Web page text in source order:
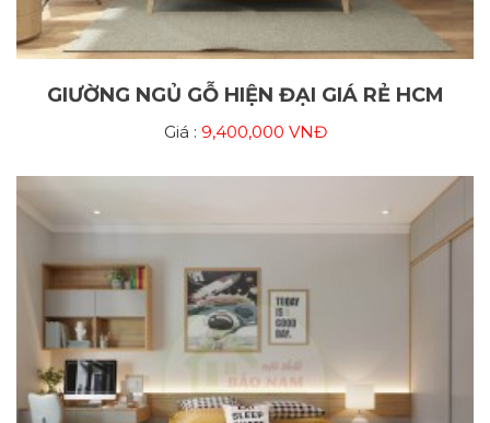
GIƯỜNG NGỦ GỖ HIỆN ĐẠI GIÁ RẺ HCM
Giá : 9,400,000 VNĐ